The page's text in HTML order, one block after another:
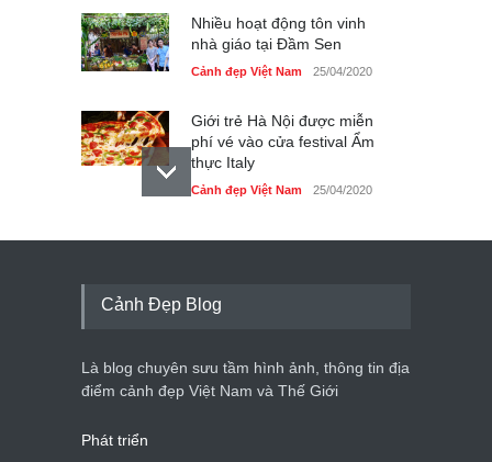
Nhiều hoạt động tôn vinh
nhà giáo tại Đầm Sen
Cảnh đẹp Việt Nam 25/04/2020
Giới trẻ Hà Nội được miễn
phí vé vào cửa festival Ẩm
thực Italy
Cảnh đẹp Việt Nam 25/04/2020
Tam giác mạch khoe sắc
du lịch quốc gia
Cảnh đẹp Việt Nam 24/04/2020
Cảnh Đẹp Blog
Là blog chuyên sưu tầm hình ảnh, thông tin địa
điểm cảnh đẹp Việt Nam và Thế Giới
Phát triển